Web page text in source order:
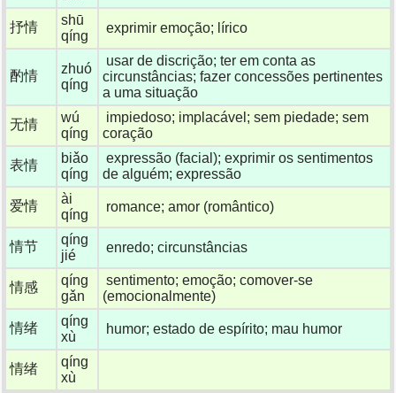
抒情
shū
qíng
exprimir emoção; lírico
酌情
zhuó
qíng
usar de discrição; ter em conta as
circunstâncias; fazer concessões pertinentes
a uma situação
无情
wú
qíng
impiedoso; implacável; sem piedade; sem
coração
表情
biǎo
qíng
expressão (facial); exprimir os sentimentos
de alguém; expressão
爱情
ài
qíng
romance; amor (romântico)
情节
qíng
jié
enredo; circunstâncias
情感
qíng
gǎn
sentimento; emoção; comover-se
(emocionalmente)
情绪
qíng
xù
humor; estado de espírito; mau humor
情绪
qíng
xù